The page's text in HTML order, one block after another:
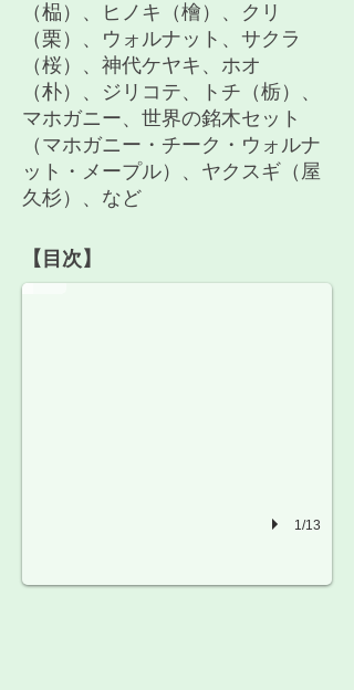
（榀）、ヒノキ（檜）、クリ
（栗）、ウォルナット、サクラ
（桜）、神代ケヤキ、ホオ
（朴）、ジリコテ、トチ（栃）、
マホガニー、世界の銘木セット
（マホガニー・チーク・ウォルナ
ット・メープル）、ヤクスギ（屋
久杉）、など
【目次】
1/13